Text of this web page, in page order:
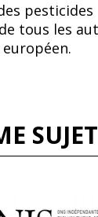
pesticides
tous les
européen.
SUJET